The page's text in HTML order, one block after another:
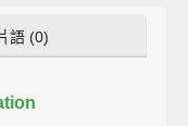
語 (0)